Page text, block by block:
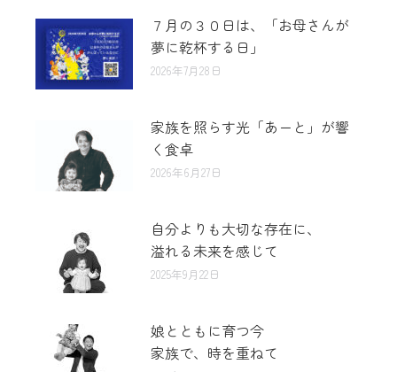
７月の３０日は、「お母さんが
夢に乾杯する日」
2026年7月28日
家族を照らす光「あーと」が響
く食卓
2026年6月27日
自分よりも大切な存在に、
溢れる未来を感じて
2025年9月22日
娘とともに育つ今
家族で、時を重ねて